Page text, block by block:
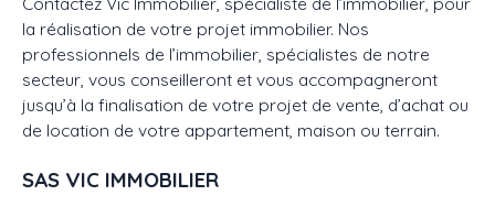
ACHETER LOUER VENDRE GESTION LOCATIVE
la réalisation de votre projet immobilier. Nos
professionnels de l’immobilier, spécialistes de notre
secteur, vous conseilleront et vous accompagneront
jusqu’à la finalisation de votre projet de vente, d’achat ou
de location de votre appartement, maison ou terrain.
SAS VIC IMMOBILIER